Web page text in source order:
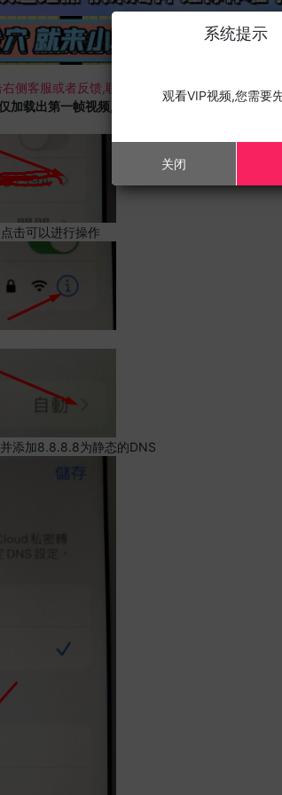
侧客服或者反馈,联系我们;
载出第一帧视频,且您的设备为苹果手机,请进行
击可以进行操作
添加8.8.8.8为静态的DNS
系统提示
观看VIP视频,您需要
关闭